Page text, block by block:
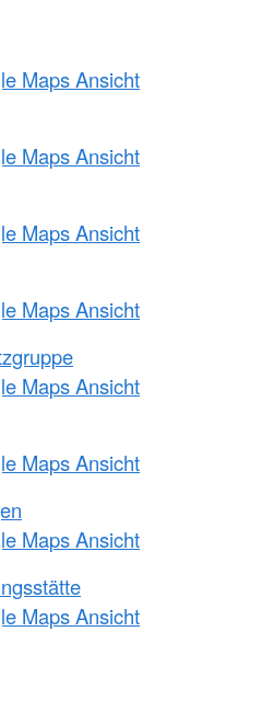
Maps Ansicht
Maps Ansicht
Maps Ansicht
Maps Ansicht
Maps Ansicht
Maps Ansicht
Maps Ansicht
Maps Ansicht